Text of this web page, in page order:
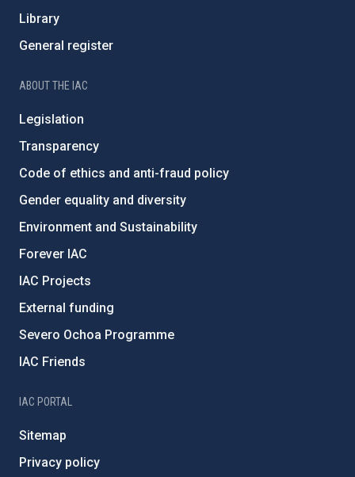
Library
General register
ABOUT THE IAC
Legislation
Transparency
Code of ethics and anti-fraud policy
Gender equality and diversity
Environment and Sustainability
Forever IAC
IAC Projects
External funding
Severo Ochoa Programme
IAC Friends
IAC PORTAL
Sitemap
Privacy policy